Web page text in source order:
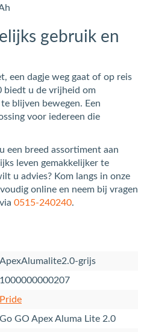
gebruik en
een dagje weg gaat of op reis
biedt u de vrijheid om
blijven bewegen. Een
voor iedereen die
een breed assortiment aan
leven gemakkelijker te
u advies? Kom langs in onze
online en neem bij vragen
0515-240240.
ApexAlumalite2.0-grijs
1000000000207
Pride
Go GO Apex Aluma Lite 2.0